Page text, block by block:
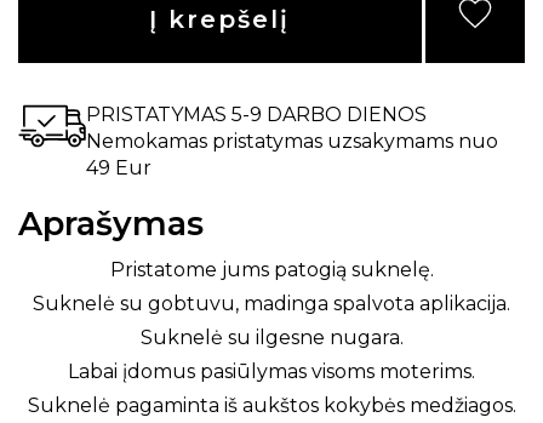
Į krepšelį
PRISTATYMAS 5-9 DARBO DIENOS
Nemokamas pristatymas uzsakymams nuo
49 Eur
Aprašymas
Pristatome jums patogią suknelę.
Suknelė su gobtuvu, madinga spalvota aplikacija.
Suknelė su ilgesne nugara.
Labai įdomus pasiūlymas visoms moterims.
Suknelė pagaminta iš aukštos kokybės medžiagos.